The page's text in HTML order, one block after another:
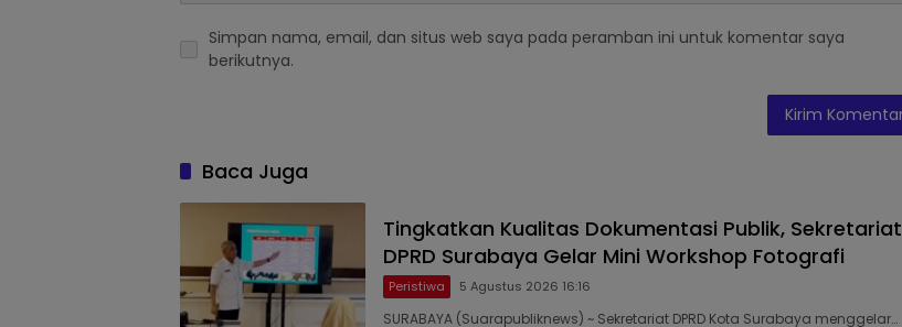
Simpan nama, email, dan situs web saya pada peramban ini untuk komentar saya
berikutnya.
Baca Juga
Tingkatkan Kualitas Dokumentasi Publik, Sekretariat
DPRD Surabaya Gelar Mini Workshop Fotografi
Peristiwa 5 Agustus 2026 16:16
SURABAYA (Suarapubliknews) ~ Sekretariat DPRD Kota Surabaya menggelar…